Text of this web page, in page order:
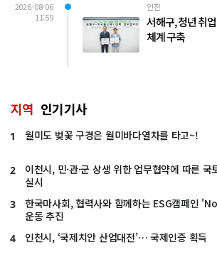
2026-08-06
11:59
인천
서해구, 청년 취
체계 구축
지역 인기기사
1 월미도 벚꽃 구경은 월미바다열차를 타고~!
2
이천시, 민·관·군 상생 위한 업무협약에 따른 국
실시
3
한국마사회, 협력사와 함께하는 ESG캠페인
운동 추진
4 인천시, ‘국제치안 산업대전’… 국제인증 획득